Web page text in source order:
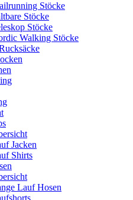
Stöcke
Stöcke
Stöcke
Walking Stöcke
Jacken
Shirts
Lauf Hosen